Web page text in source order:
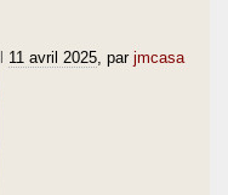
11 avril 2025 , par jmcasa